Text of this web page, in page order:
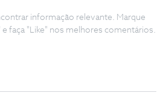
informação relevante. Marque
faça "Like" nos melhores comentários.